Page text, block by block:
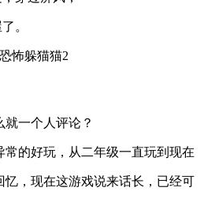
。
就一个人评论？
常的好玩，从二年级一直玩到现在
忆，现在这游戏说来话长，已经可